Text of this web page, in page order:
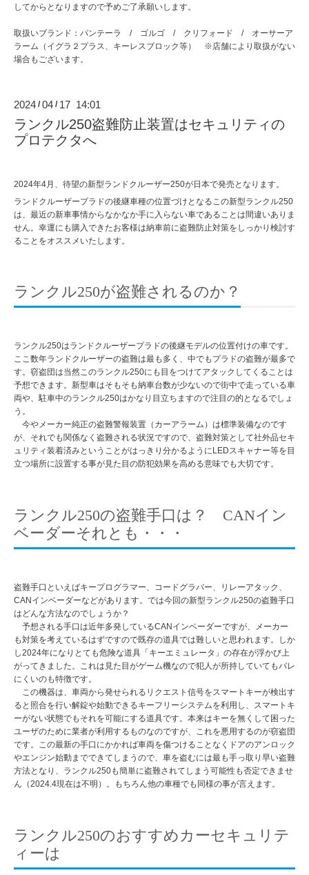
してからとなりますので予めご了承願いします。
取扱いブランド：パンテーラ / ゴルゴ / クリフォード / オーサーア
ラーム（イグラ２プラス、キーレスブロック等） ※店舗により取扱がない
場合もございます。
2024 /04 / 17 14:01
ランクル250盗難防止装置はセキュリティの
プロテクタへ
2024年4月、待望の新型ランドクルーザー250が日本で発売となります。
ランドクルーザープラドの後継車種の位置づけとなるこの新型ランクル250
は、最近の新車事情からなかなか手に入らない車であることは間違いありま
せん。幸運にも購入できたお客様は納車前に盗難防止対策をしっかり検討す
ることをオススメいたします。
ランクル250が盗難されるのか？
ランクル250はランドクルーザープラドの後継モデルの位置付けの車です。
ここ数年ランドクルーザーの盗難は最も多く、中でもプラドの盗難が最多で
す。窃盗団は当然このランクル250にも目をつけてアタックしてくることは
予想できます。新型車はそもそも納車台数が少ないので街中で走っている車
両や、駐車中のランクル250はかなり目立ちますので注目の的となるでしょ
う。
今やメーカー純正の盗難警報装置（カーアラーム）は標準装備なのです
が、それでも関係なく盗難される状況ですので、盗難対策として社外品セキ
ュリティ装着済みということがはっきり分かるようにLEDスキャナー等を目
立つ場所に設置する事が見た目の防犯効果を高める意味でも大切です。
ランクル250の盗難手口は？ CANイン
ベーダーそれとも・・・
盗難手口といえばキープログラマー、コードグラバー、リレーアタック、
CANインベーダーなどがあります。では今回の新型ランクル250の盗難手口
はどんな方法なのでしょうか？
予想される手口は近年多発しているCANインベーダーですが、メーカー
も対策を考えているはずですので既存の道具では難しいと思われます。しか
し2024年になりとても危険な道具「キーエミュレータ」の存在が浮かび上
がってきました。これは見た目がゲーム機なので犯人が所持していてもバレ
にくいのも特徴です。
この機器は、車両から発せられるリクエスト信号をスマートキーが検出す
ると照合を行い解錠や始動できるキーフリーシステムを利用し、スマートキ
ーがない状態でもそれを可能にする道具です。本来はキーを無くして困った
ユーザのために業者が利用するものなのですが、これを悪用するのが窃盗団
です。この最新の手口にかかれば車両を傷つけることなくドアのアンロック
やエンジン始動までできてしまうので、車を盗むには最も手っ取り早い盗難
方法となり、ランクル250も簡単に盗難されてしまう可能性も否定できませ
ん（2024.4現在は不明）。もちろん他の車種でも同様の事が言えます。
ランクル250のおすすめカーセキュリテ
ィーは